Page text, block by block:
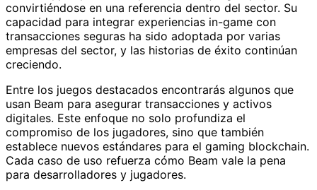
convirtiéndose en una referencia dentro del sector. Su
capacidad para integrar experiencias in-game con
transacciones seguras ha sido adoptada por varias
empresas del sector, y las historias de éxito continúan
creciendo.
Entre los juegos destacados encontrarás algunos que
usan Beam para asegurar transacciones y activos
digitales. Este enfoque no solo profundiza el
compromiso de los jugadores, sino que también
establece nuevos estándares para el gaming blockchain.
Cada caso de uso refuerza cómo Beam vale la pena
para desarrolladores y jugadores.